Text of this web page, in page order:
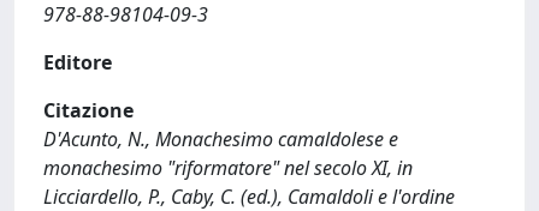
978-88-98104-09-3
Editore
Citazione
D'Acunto, N., Monachesimo camaldolese e
monachesimo "riformatore" nel secolo XI, in
Licciardello, P., Caby, C. (ed.), Camaldoli e l'ordine